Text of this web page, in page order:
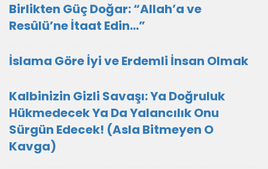
Birlikten Güç Doğar: “Allah’a ve
Resûlü’ne İtaat Edin…”
İslama Göre İyi ve Erdemli İnsan Olmak
Kalbinizin Gizli Savaşı: Ya Doğruluk
Hükmedecek Ya Da Yalancılık Onu
Sürgün Edecek! (Asla Bitmeyen O
Kavga)